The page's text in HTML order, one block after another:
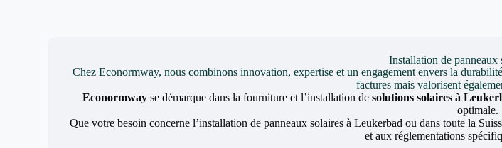
Installation de panneaux
Chez Econormway, nous combinons innovation, expertise et un engagement envers la
factures mais valorisent
Econormwayse démarque dans la fourniture et l’installation de solutions solaires à
optimale.
Que votre besoin concerne l’installation de panneaux solaires à Leukerbad ou dans toute la
et aux réglementations